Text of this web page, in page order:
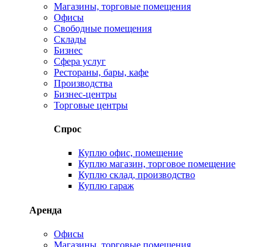
Магазины, торговые помещения
Офисы
Свободные помещения
Склады
Бизнес
Сфера услуг
Рестораны, бары, кафе
Производства
Бизнес-центры
Торговые центры
Спрос
Куплю офис, помещение
Куплю магазин, торговое помещение
Куплю склад, производство
Куплю гараж
Аренда
Офисы
Магазины, торговые помещения